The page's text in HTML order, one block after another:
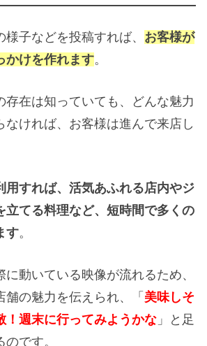
子などを投稿すれば、 お客様が
かけを作れます。
存在は知っていても、どんな魅力
なければ、お客様は進んで来店し
用すれば、活気あふれる店内やジ
立てる料理など、短時間で多くの
す。
動いている映像が流れるため、
舗の魅力を伝えられ、「 美味しそ
！週末に行ってみようかな 」と足
です。